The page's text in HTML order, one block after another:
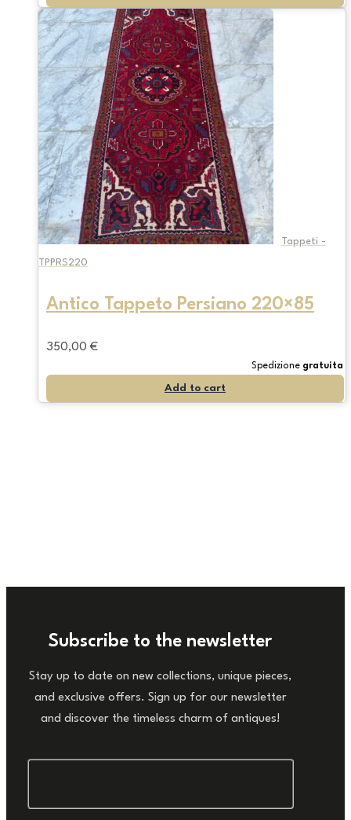
Tappeti -
TPPRS220
Antico Tappeto Persiano 220×85
350,00 €
Spedizione gratuita
Add to cart
Subscribe to the newsletter
Stay up to date on new collections, unique pieces,
and exclusive offers. Sign up for our newsletter
and discover the timeless charm of antiques!